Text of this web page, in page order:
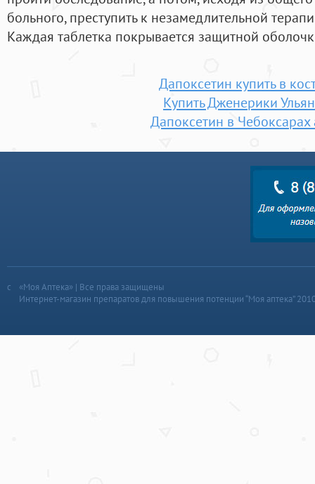
больного, преступить к незамедлительной
Каждая таблетка покрывается защитной
Дапоксетин купить в
Купить Дженерики
Дапоксетин в Чебоксарах
«Моя Аптека» | Все права защищены
Интернет-магазин препаратов для повышения потенции “Моя аптека”